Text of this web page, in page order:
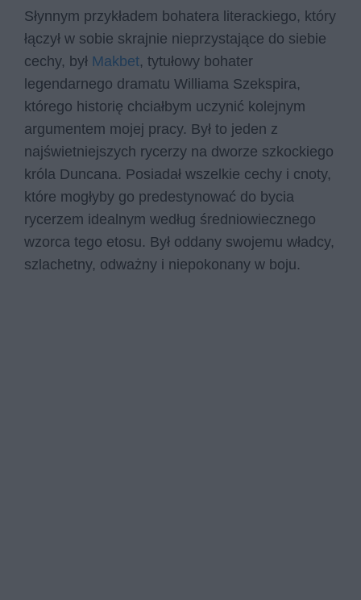
Słynnym przykładem bohatera literackiego, który
łączył w sobie skrajnie nieprzystające do siebie
cechy, był Makbet, tytułowy bohater
legendarnego dramatu Williama Szekspira,
którego historię chciałbym uczynić kolejnym
argumentem mojej pracy. Był to jeden z
najświetniejszych rycerzy na dworze szkockiego
króla Duncana. Posiadał wszelkie cechy i cnoty,
które mogłyby go predestynować do bycia
rycerzem idealnym według średniowiecznego
wzorca tego etosu. Był oddany swojemu władcy,
szlachetny, odważny i niepokonany w boju.